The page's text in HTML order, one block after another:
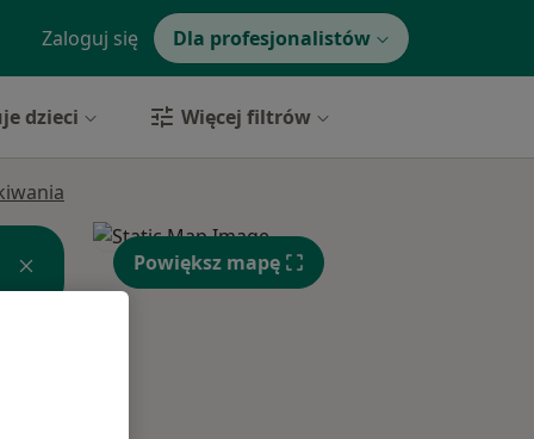
Zaloguj się Dla profesjonalistów
dzieci Więcej filtrów
Powiększ mapę